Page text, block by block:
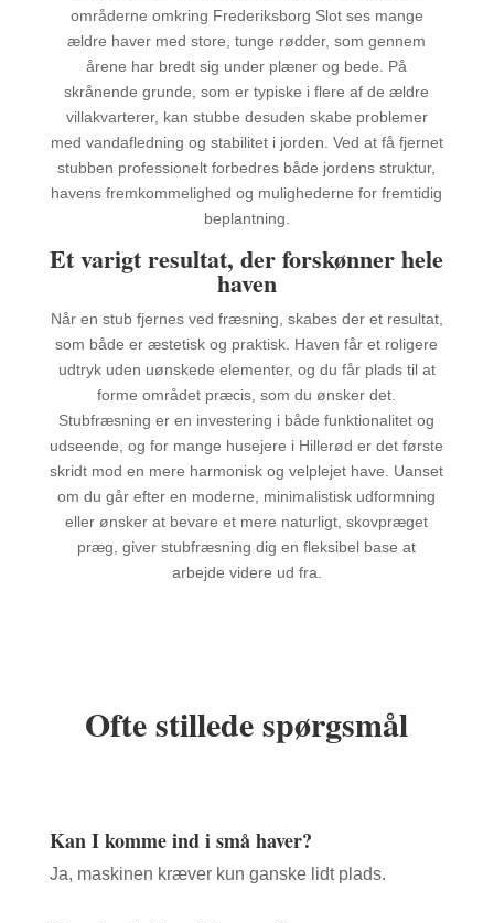
områderne omkring Frederiksborg Slot ses mange
ældre haver med store, tunge rødder, som gennem
årene har bredt sig under plæner og bede. På
skrånende grunde, som er typiske i flere af de ældre
villakvarterer, kan stubbe desuden skabe problemer
med vandafledning og stabilitet i jorden. Ved at få fjernet
stubben professionelt forbedres både jordens struktur,
havens fremkommelighed og mulighederne for fremtidig
beplantning.
Et varigt resultat, der forskønner hele
haven
Når en stub fjernes ved fræsning, skabes der et resultat,
som både er æstetisk og praktisk. Haven får et roligere
udtryk uden uønskede elementer, og du får plads til at
forme området præcis, som du ønsker det.
Stubfræsning er en investering i både funktionalitet og
udseende, og for mange husejere i Hillerød er det første
skridt mod en mere harmonisk og velplejet have. Uanset
om du går efter en moderne, minimalistisk udformning
eller ønsker at bevare et mere naturligt, skovpræget
præg, giver stubfræsning dig en fleksibel base at
arbejde videre ud fra.
Ofte stillede spørgsmål
Kan I komme ind i små haver?
Ja, maskinen kræver kun ganske lidt plads.